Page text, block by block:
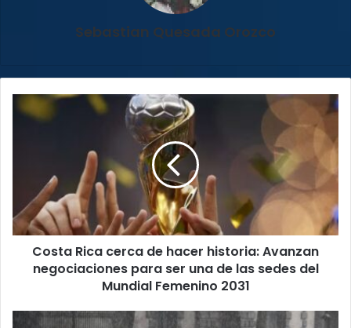
Sebastian Quesada Orozco
Costa
Rica
historia:
Avanzan
negociaciones
para
sedes
Costa Rica cerca de hacer historia: Avanzan
negociaciones para ser una de las sedes del
Mundial Femenino 2031